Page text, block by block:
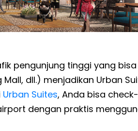
pengunjung tinggi yang
dll.) menjadikan Urban
Urban Suites, Anda bisa
dengan praktis